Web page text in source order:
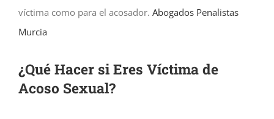
víctima como para el acosador. Abogados Penalistas
Murcia
¿Qué Hacer si Eres Víctima de
Acoso Sexual?